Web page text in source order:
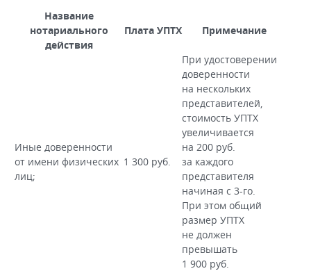
Название
нотариального
действия
Плата УПТХ Примечание
Иные доверенности
от имени физических
лиц;
1 300 руб.
При удостоверении
доверенности
на нескольких
представителей,
стоимость УПТХ
увеличивается
на 200 руб.
за каждого
представителя
начиная с 3-го.
При этом общий
размер УПТХ
не должен
превышать
1 900 руб.